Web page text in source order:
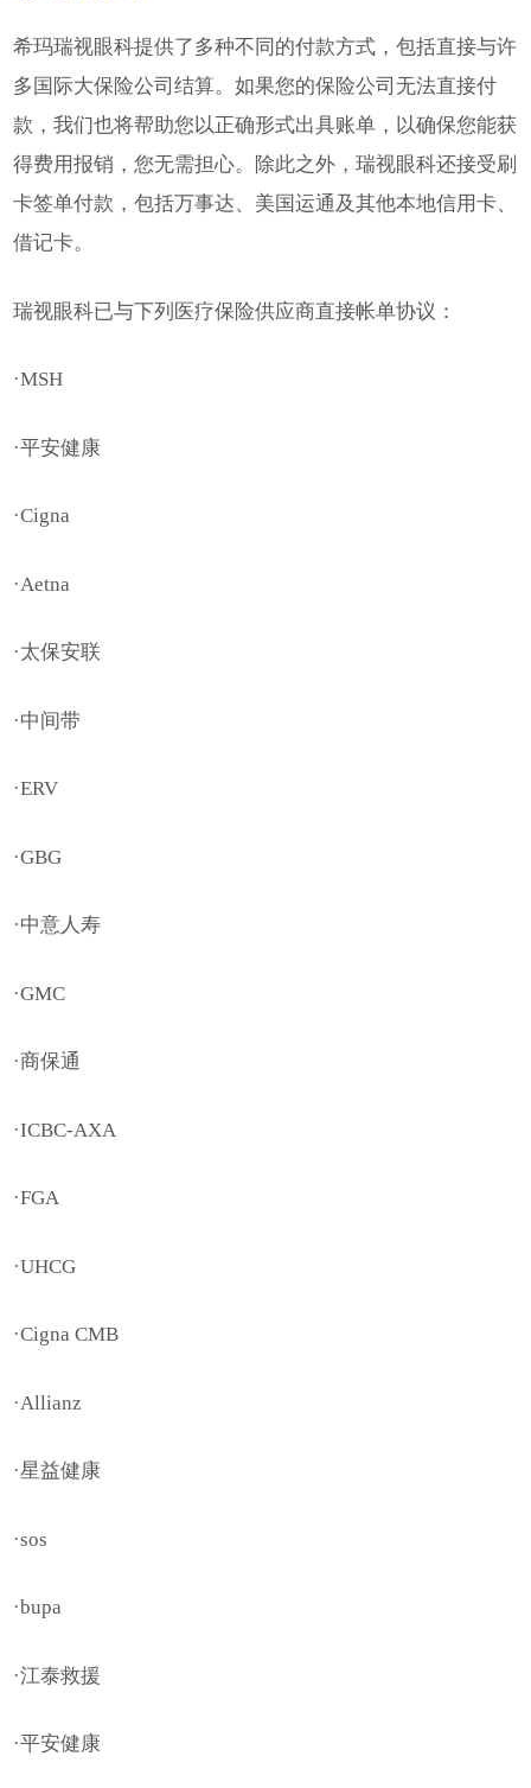
希玛瑞视眼科提供了多种不同的付款方式，包括直接与许
多国际大保险公司结算。如果您的保险公司无法直接付
款，我们也将帮助您以正确形式出具账单，以确保您能获
得费用报销，您无需担心。除此之外，瑞视眼科还接受刷
卡签单付款，包括万事达、美国运通及其他本地信用卡、
借记卡。
瑞视眼科已与下列医疗保险供应商直接帐单协议：
·MSH
·平安健康
·Cigna
·Aetna
·太保安联
·中间带
·ERV
·GBG
·中意人寿
·GMC
·商保通
·ICBC-AXA
·FGA
·UHCG
·Cigna CMB
·Allianz
·星益健康
·sos
·bupa
·江泰救援
·平安健康